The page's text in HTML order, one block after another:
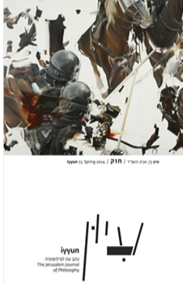
חגי כנען
הנחת אתר ספר מודפס
$31
$28